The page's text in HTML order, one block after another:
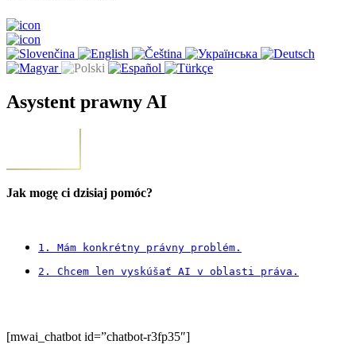
Asystent prawny AI
Jak mogę ci dzisiaj pomóc?
1. Mám konkrétny právny problém.
[mwai_chatbot id=”chatbot-r3fp35″]